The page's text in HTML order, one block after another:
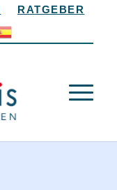
RATGEBER